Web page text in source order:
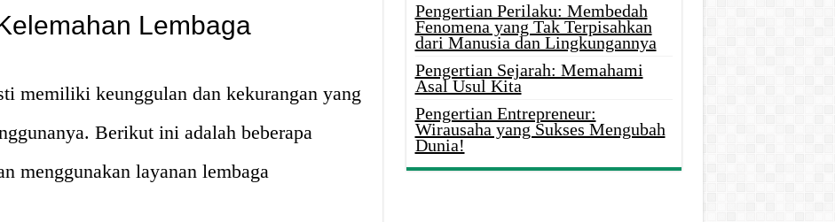
Lembaga
memiliki keunggulan dan kekurangan yang
Berikut ini adalah beberapa
menggunakan layanan lembaga
Pengertian Perilaku: Membedah
Fenomena yang Tak Terpisahkan
dari Manusia dan Lingkungannya
Pengertian Sejarah: Memahami
Asal Usul Kita
Pengertian Entrepreneur:
Wirausaha yang Sukses Mengubah
Dunia!